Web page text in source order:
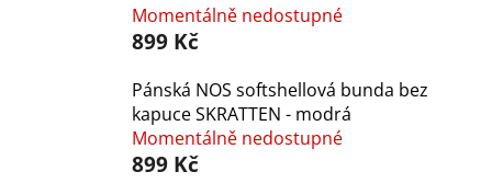
Momentálně nedostupné
899 Kč
Pánská NOS softshellová bunda bez
kapuce SKRATTEN - modrá
Momentálně nedostupné
899 Kč